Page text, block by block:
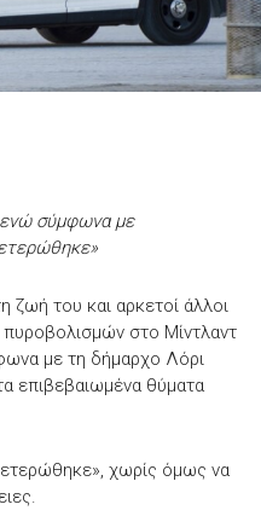
ενώ σύμφωνα με
ζωή του και αρκετοί άλλοι
πυροβολισμών στο Μίντλαντ
με τη δήμαρχο Λόρι
επιβεβαιωμένα θύματα
χωρίς όμως να